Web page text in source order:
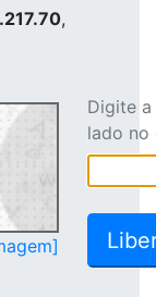
,
Digite
lado no